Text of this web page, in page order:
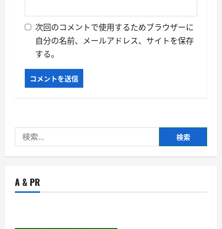
次回のコメントで使用するためブラウザーに
自分の名前、メールアドレス、サイトを保存
する。
索:
A & PR